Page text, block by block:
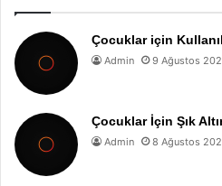
Çocuklar için
Admin 9 Ağustos
Çocuklar İçin Şık
Admin 8 Ağustos